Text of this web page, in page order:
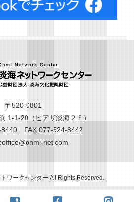
〒520-0801
1-1-20（ピアザ淡海２Ｆ）
8440 FAX.077-524-8442
net.com
ワークセンター All Rights Reserved.